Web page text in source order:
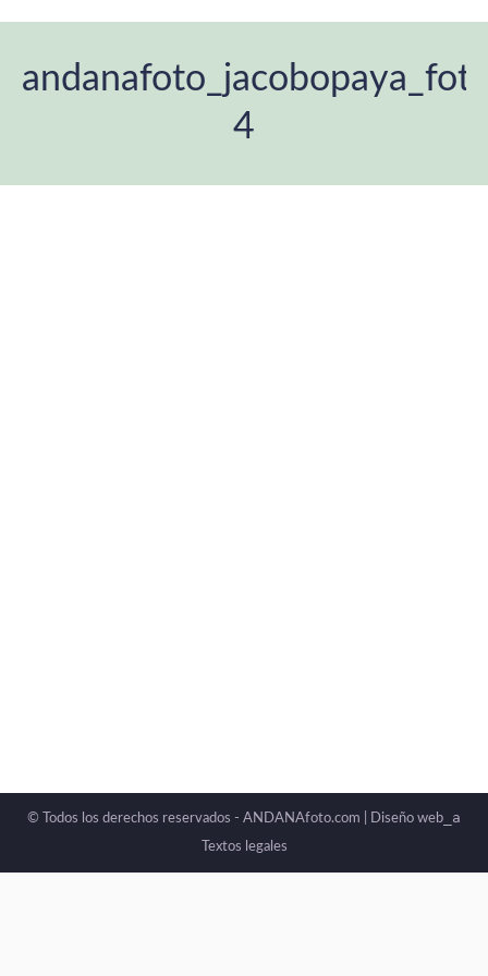
4
© Todos los derechos reservados - ANDANAfoto.com | Diseño web _a
Textos legales